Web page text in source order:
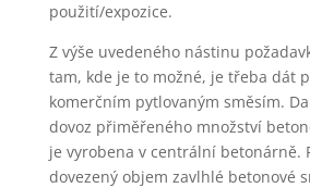
použití/expozice.
Z výše uvedeného nástinu
tam, kde je to možné, je třeba dát
komerčním pytlovaným směsím.
dovoz přiměřeného množství
je vyrobena v centrální betonárně.
dovezený objem zavlhlé betonové